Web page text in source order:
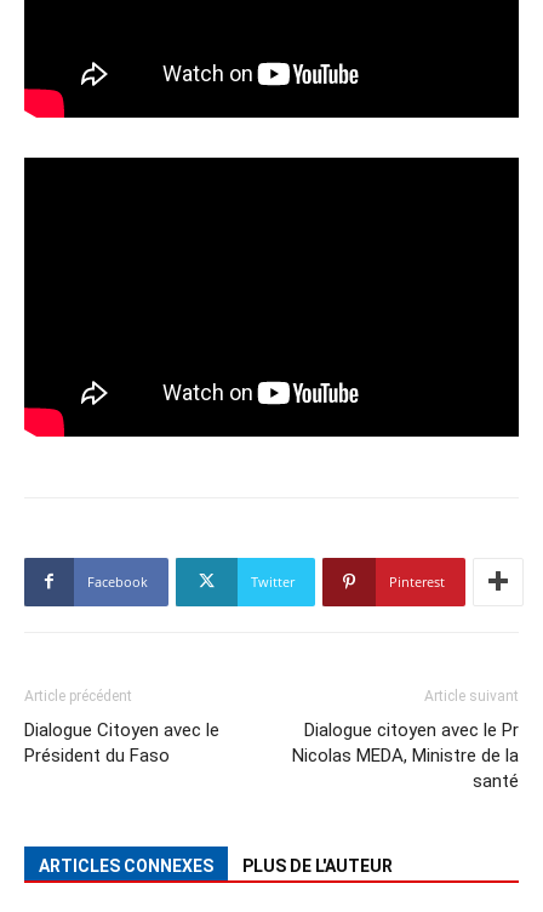
Facebook Twitter Pinterest
Article précédent
Dialogue Citoyen avec le
Président du Faso
Article suivant
Dialogue citoyen avec le Pr
Nicolas MEDA, Ministre de la
santé
ARTICLES CONNEXES PLUS DE L'AUTEUR